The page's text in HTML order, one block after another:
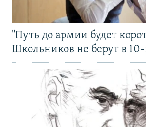
"Путь до армии будет
Школьников не берут в 10-